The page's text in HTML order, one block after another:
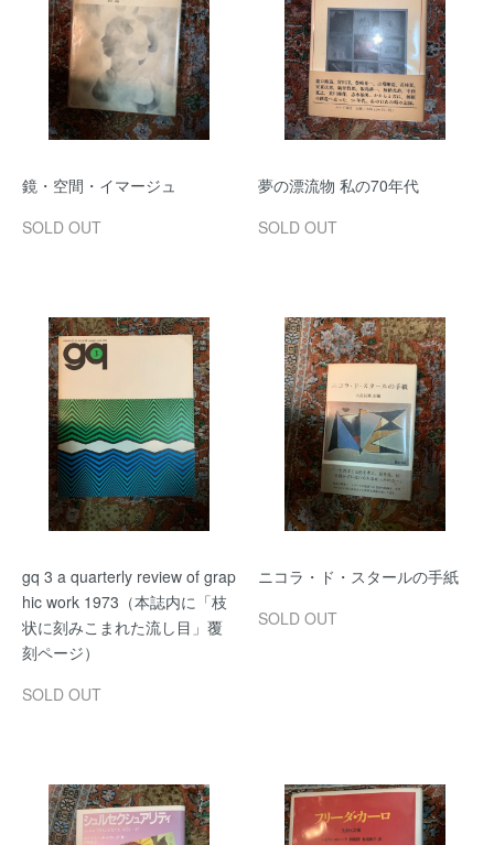
鏡・空間・イマージュ
SOLD OUT
夢の漂流物 私の70年代
SOLD OUT
gq 3 a quarterly review of grap
hic work 1973（本誌内に「枝
状に刻みこまれた流し目」覆
刻ページ）
SOLD OUT
ニコラ・ド・スタールの手紙
SOLD OUT